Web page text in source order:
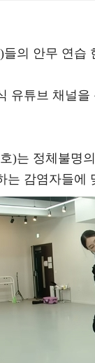
의 안무 연습
유튜브 채널
)는 정체불명
는 감염자들에